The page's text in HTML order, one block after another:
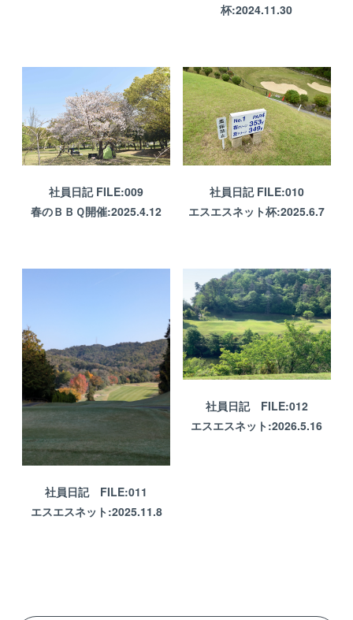
杯:2024.11.30
社員日記 FILE:009
春のＢＢＱ開催:2025.4.12
社員日記 FILE:010
エスエスネット杯:2025.6.7
社員日記 FILE:011
エスエスネット:2025.11.8
社員日記 FILE:012
エスエスネット:2026.5.16